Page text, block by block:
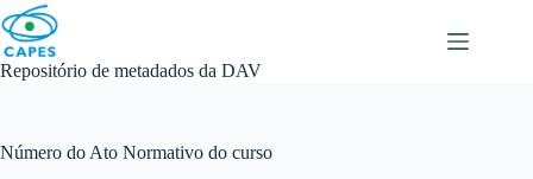
Skip
to
content
Repositório de metadados da DAV
Número do Ato Normativo do curso